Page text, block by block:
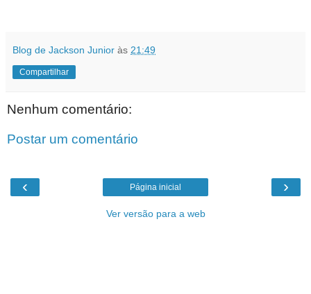
Blog de Jackson Junior às 21:49
Compartilhar
Nenhum comentário:
Postar um comentário
‹ ›
Página inicial
Ver versão para a web